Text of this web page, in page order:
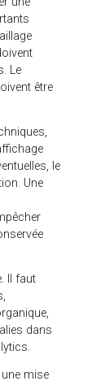
de décision.
une
de refonte. Il
conversion.
du trafic,
proposer une
les intentions
Elle permet
attentes de
utilisateurs.
les